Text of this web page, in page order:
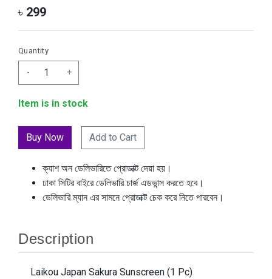
৳ 299
Quantity
- +
Item is in stock
Add to Cart
ক্যাশ অন ডেলিভারিতে প্রোডাক্ট দেয়া হয়।
ঢাকা সিটির বাইরে ডেলিভারি চার্জ এডভান্স করতে হবে।
ডেলিভারি ম্যান এর সামনে প্রোডাক্ট চেক করে নিতে পারবেন।
Description
Laikou Japan Sakura Sunscreen (1 Pc)